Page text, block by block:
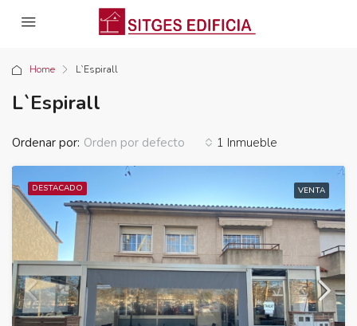
Home L`Espirall
L`Espirall
1 Inmueble
Ordenar por: Orden por defecto
DESTACADO VENTA